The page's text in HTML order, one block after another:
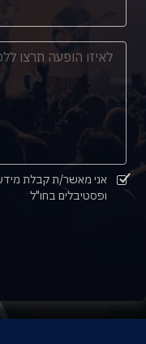
ופסטיבלים בחו"ל